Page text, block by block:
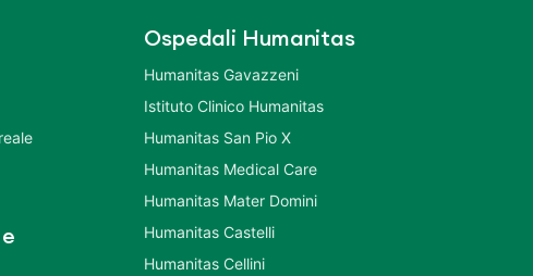
Ospedali Humanitas
Humanitas Gavazzeni
Istituto Clinico Humanitas
Humanitas San Pio X
Humanitas Medical Care
Humanitas Mater Domini
Humanitas Castelli
Humanitas Cellini